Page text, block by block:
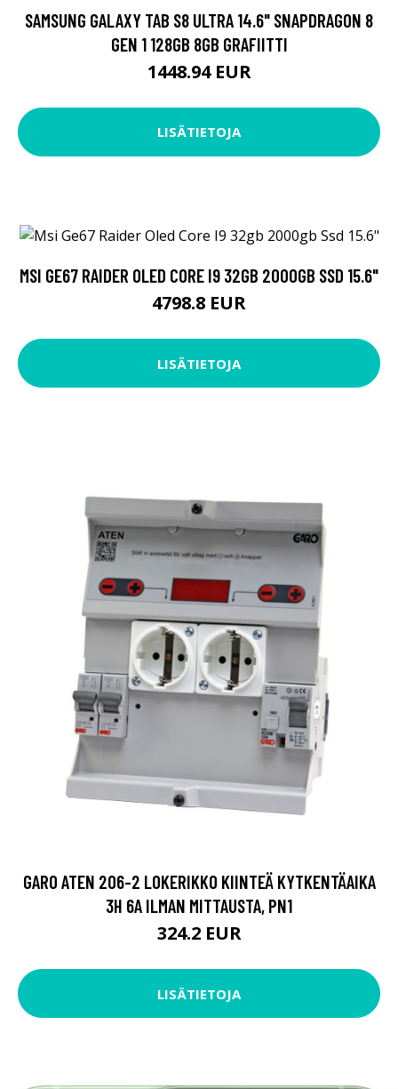
SAMSUNG GALAXY TAB S8 ULTRA 14.6" SNAPDRAGON 8
GEN 1 128GB 8GB GRAFIITTI
1448.94 EUR
LISÄTIETOJA
MSI GE67 RAIDER OLED CORE I9 32GB 2000GB SSD 15.6"
4798.8 EUR
LISÄTIETOJA
GARO ATEN 206-2 LOKERIKKO KIINTEÄ KYTKENTÄAIKA
3H 6A ILMAN MITTAUSTA, PN1
324.2 EUR
LISÄTIETOJA